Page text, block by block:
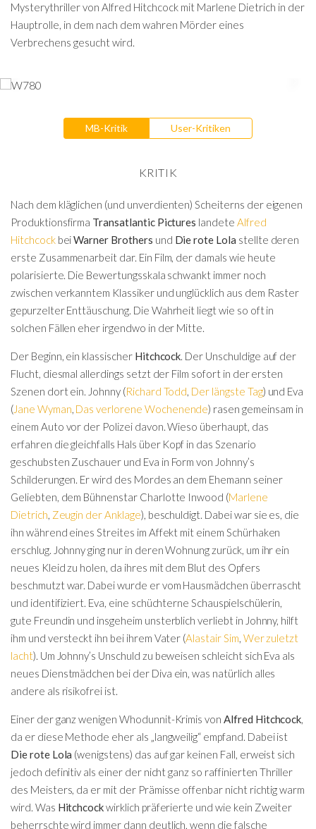
Mysterythriller von Alfred Hitchcock mit Marlene Dietrich in der
Hauptrolle, in dem nach dem wahren Mörder eines
Verbrechens gesucht wird.
MB-Kritik User-Kritiken
KRITIK
Nach dem kläglichen (und unverdienten) Scheiterns der eigenen
Produktionsfirma Transatlantic Pictures landete Alfred
HitchcockbeiWarner Brothers und Die rote Lola stellte deren
erste Zusammenarbeit dar. Ein Film, der damals wie heute
polarisierte. Die Bewertungsskala schwankt immer noch
zwischen verkanntem Klassiker und unglücklich aus dem Raster
gepurzelter Enttäuschung. Die Wahrheit liegt wie so oft in
solchen Fällen eher irgendwo in der Mitte.
Der Beginn, ein klassischer Hitchcock . Der Unschuldige auf der
Flucht, diesmal allerdings setzt der Film sofort in der ersten
Szenen dort ein. Johnny (Richard Todd Der längste Tag) und Eva
(Jane Wyman Das verlorene Wochenende) rasen gemeinsam in
einem Auto vor der Polizei davon. Wieso überhaupt, das
erfahren die gleichfalls Hals über Kopf in das Szenario
geschubsten Zuschauer und Eva in Form von Johnny’s
Schilderungen. Er wird des Mordes an dem Ehemann seiner
Geliebten, dem Bühnenstar Charlotte Inwood (Marlene
Dietrich Zeugin der Anklage), beschuldigt. Dabei war sie es, die
ihn während eines Streites im Affekt mit einem Schürhaken
erschlug. Johnny ging nur in deren Wohnung zurück, um ihr ein
neues Kleid zu holen, da ihres mit dem Blut des Opfers
beschmutzt war. Dabei wurde er vom Hausmädchen überrascht
und identifiziert. Eva, eine schüchterne Schauspielschülerin,
gute Freundin und insgeheim unsterblich verliebt in Johnny, hilft
ihm und versteckt ihn bei ihrem Vater (Alastair Sim Wer zuletzt
lacht). Um Johnny’s Unschuld zu beweisen schleicht sich Eva als
neues Dienstmädchen bei der Diva ein, was natürlich alles
andere als risikofrei ist.
Einer der ganz wenigen Whodunnit-Krimis von Alfred Hitchcock
da er diese Methode eher als „langweilig“ empfand. Dabei ist
Die rote Lola (wenigstens) das auf gar keinen Fall, erweist sich
jedoch definitiv als einer der nicht ganz so raffinierten Thriller
des Meisters, da er mit der Prämisse offenbar nicht richtig warm
wird. Was Hitchcockwirklich präferierte und wie kein Zweiter
beherrschte wird immer dann deutlich, wenn die falsche